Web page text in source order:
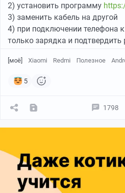
2) установить программу
3) заменить кабель на другой
4) при подключении телефона
только зарядка и
[моё] Xiaomi Redmi Полезное
5
1798